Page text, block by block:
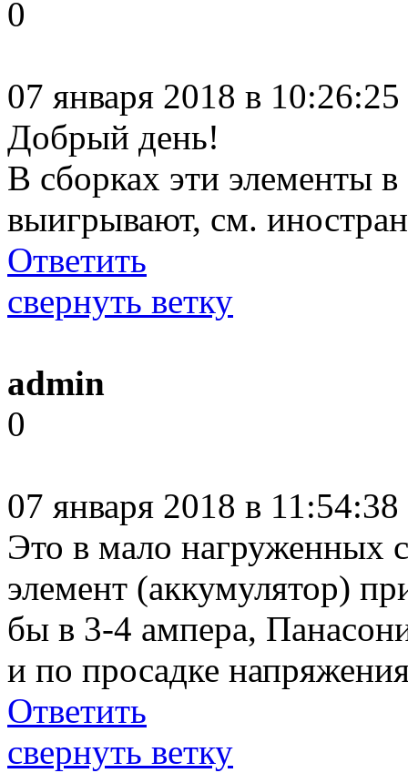
0
07 января 2018 в
Добрый день!
В сборках эти элементы
выигрывают, см.
Ответить
свернуть ветку
admin
0
07 января 2018 в
Это в мало нагруженных
элемент (аккумулятор)
бы в 3-4 ампера,
и по просадке
Ответить
свернуть ветку